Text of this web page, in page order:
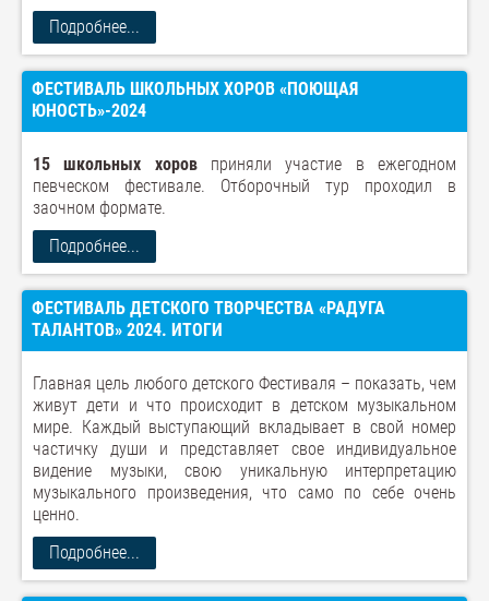
Подробнее...
ФЕСТИВАЛЬ ШКОЛЬНЫХ ХОРОВ «ПОЮЩАЯ
ЮНОСТЬ»-2024
15 школьных хоровприняли участие в ежегодном
певческом фестивале. Отборочный тур проходил в
заочном формате.
Подробнее...
ФЕСТИВАЛЬ ДЕТСКОГО ТВОРЧЕСТВА «РАДУГА
ТАЛАНТОВ» 2024. ИТОГИ
Главная цель любого детского Фестиваля – показать, чем
живут дети и что происходит в детском музыкальном
мире. Каждый выступающий вкладывает в свой номер
частичку души и представляет свое индивидуальное
видение музыки, свою уникальную интерпретацию
музыкального произведения, что само по себе очень
ценно.
Подробнее...